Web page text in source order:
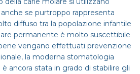
se purtroppo rappresenta
diffuso tra la popolazione infantile
permanente è molto suscettibile
vengano effettuati prevenzione
la moderna stomatologia
ancora stata in grado di stabilire gli